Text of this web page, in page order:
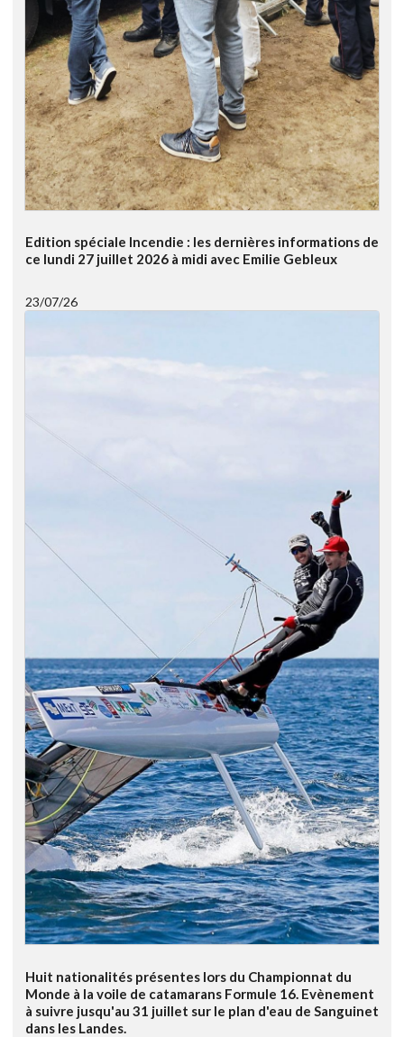
Edition spéciale Incendie : les dernières informations de
ce lundi 27 juillet 2026 à midi avec Emilie Gebleux
23/07/26
Huit nationalités présentes lors du Championnat du
Monde à la voile de catamarans Formule 16. Evènement
à suivre jusqu'au 31 juillet sur le plan d'eau de Sanguinet
dans les Landes.